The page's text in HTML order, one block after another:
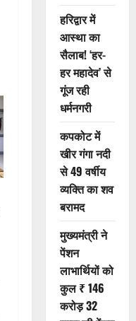
हरिद्वार में
आस्था का
सैलाब! ‘हर-
हर महादेव’ से
गूंज रही
धर्मनगरी
कपकोट में
खीर गंगा नदी
से 49 वर्षीय
व्यक्ति का शव
बरामद
मुख्यमंत्री ने
पेंशन
लाभार्थियों को
कुल ₹ 146
करोड़ 32